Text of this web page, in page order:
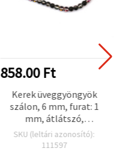
858.00 Ft
Kerek üveggyöngyök
szálon, 6 mm, furat: 1
mm, átlátszó,
galvanizált, AB
bevonattal, fekete
SKU (leltári azonosító):
111597